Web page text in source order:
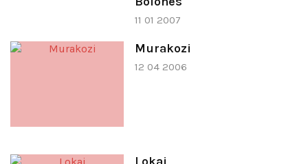
11 01 2007
Murakozi
12 04 2006